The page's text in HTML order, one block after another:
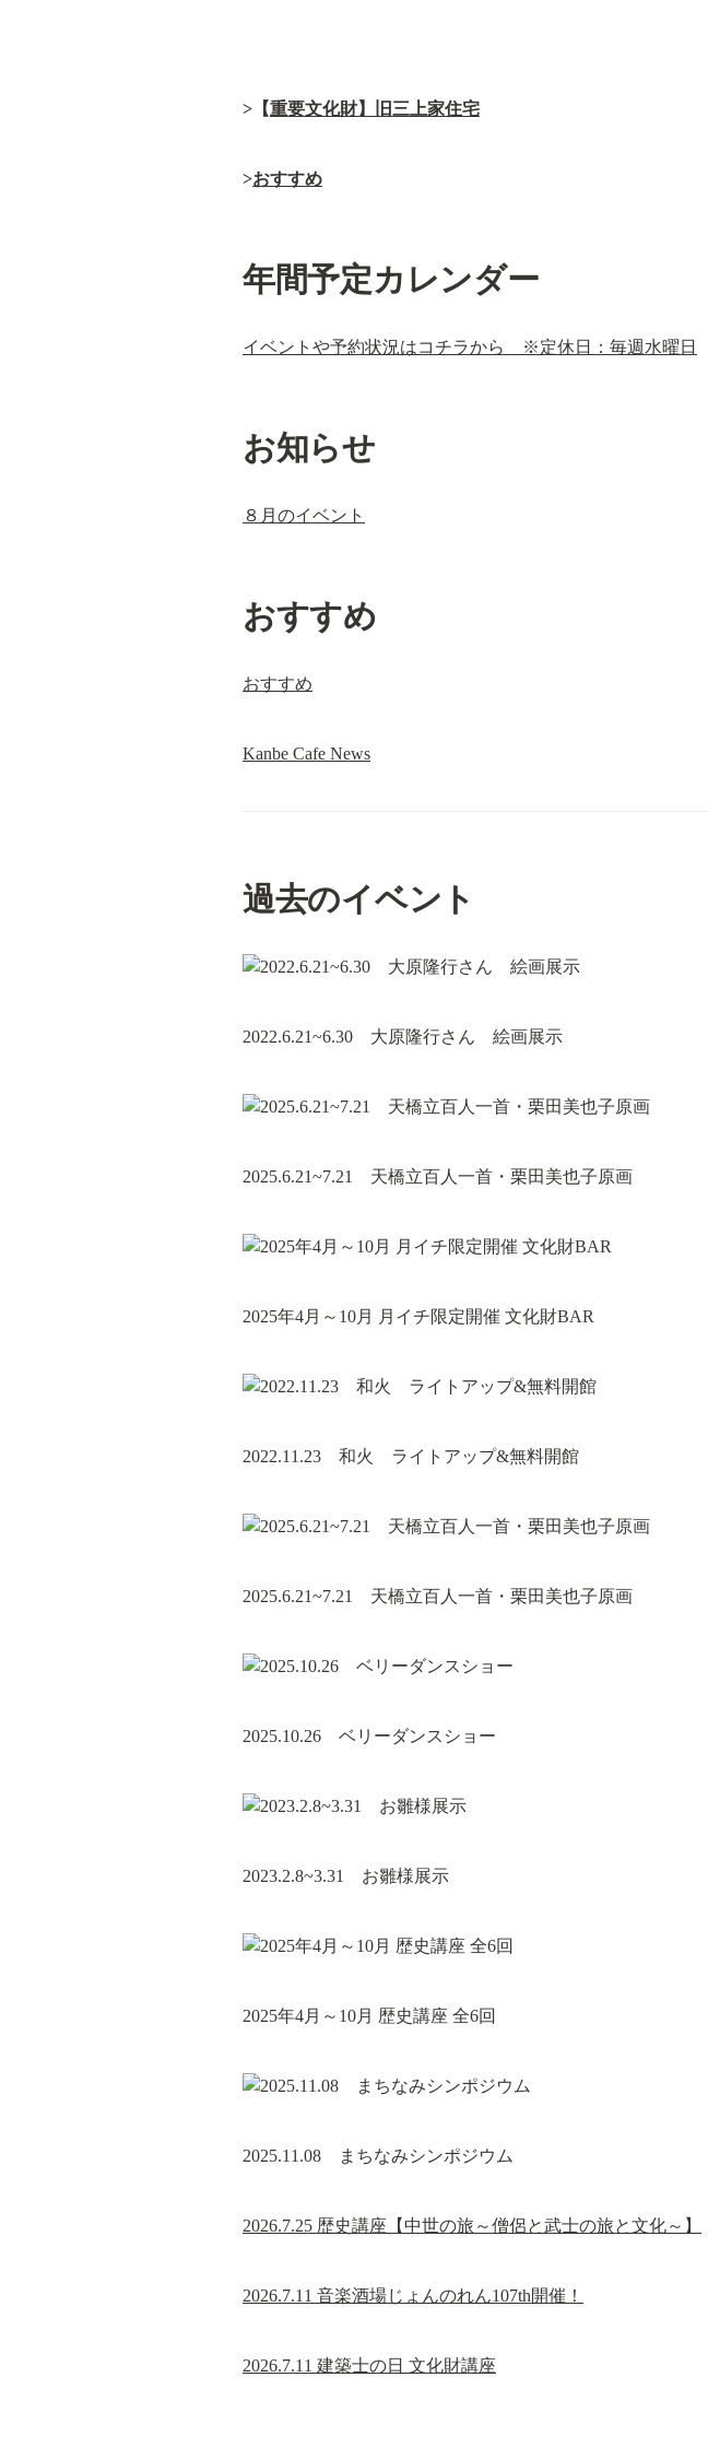
>【重要文化財】旧三上家住宅
>おすすめ
年間予定カレンダー
イベントや予約状況はコチラから　※定休日：毎週水曜日
お知らせ
８月のイベント
おすすめ
おすすめ
Kanbe Cafe News
過去のイベント
2022.6.21~6.30　大原隆行さん　絵画展示
2025.6.21~7.21　天橋立百人一首・栗田美也子原画
2025年4月～10月 月イチ限定開催 文化財BAR
2022.11.23　和火　ライトアップ&無料開館
2025.6.21~7.21　天橋立百人一首・栗田美也子原画
2025.10.26　ベリーダンスショー
2023.2.8~3.31　お雛様展示
2025年4月～10月 歴史講座 全6回
2025.11.08　まちなみシンポジウム
2026.7.25 歴史講座【中世の旅～僧侶と武士の旅と文化～】
2026.7.11 音楽酒場じょんのれん107th開催！
2026.7.11 建築士の日 文化財講座